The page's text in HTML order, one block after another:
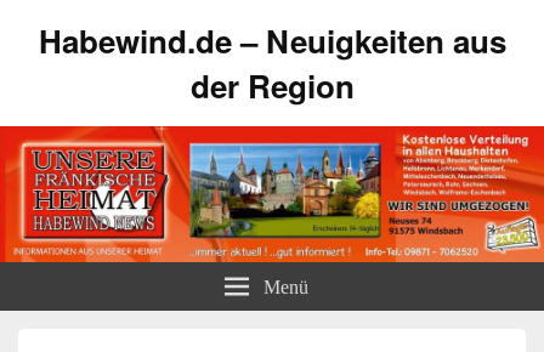
Habewind.de – Neuigkeiten aus
der Region
Menü